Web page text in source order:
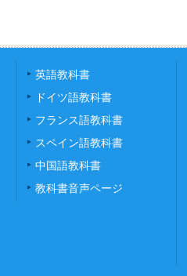
英語教科書
ドイツ語教科書
フランス語教科書
スペイン語教科書
中国語教科書
教科書音声ページ